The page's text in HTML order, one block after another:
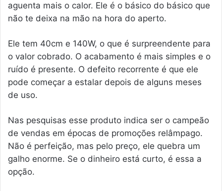
aguenta mais o calor. Ele é o básico do básico que
não te deixa na mão na hora do aperto.
Ele tem 40cm e 140W, o que é surpreendente para
o valor cobrado. O acabamento é mais simples e o
ruído é presente. O defeito recorrente é que ele
pode começar a estalar depois de alguns meses
de uso.
Nas pesquisas esse produto indica ser o campeão
de vendas em épocas de promoções relâmpago.
Não é perfeição, mas pelo preço, ele quebra um
galho enorme. Se o dinheiro está curto, é essa a
opção.